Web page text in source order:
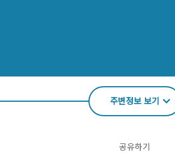
주변정보 보기
공유하기